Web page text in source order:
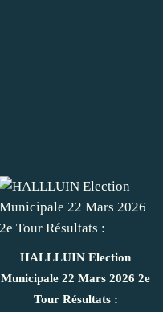
HALLLUIN Election
Municipale 22 Mars 2026 2e
Tour Résultats :